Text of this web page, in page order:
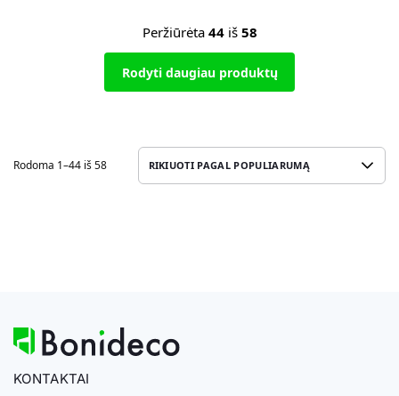
Peržiūrėta 44iš 58
Rodyti daugiau produktų
Rodoma 1–44 iš 58
KONTAKTAI